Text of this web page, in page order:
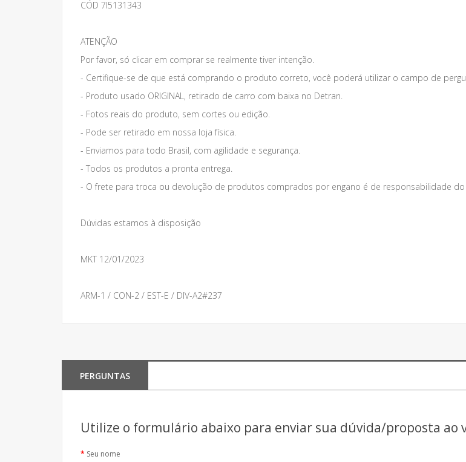
CÓD 7l5131343
ATENÇÃO
Por favor, só clicar em comprar se realmente tiver intenção.
- Certifique-se de que está comprando o produto correto, você poderá utilizar o campo de
- Produto usado ORIGINAL, retirado de carro com baixa no Detran.
- Fotos reais do produto, sem cortes ou edição.
- Pode ser retirado em nossa loja física.
- Enviamos para todo Brasil, com agilidade e segurança.
- Todos os produtos a pronta entrega.
- O frete para troca ou devolução de produtos comprados por engano é de responsabilidade
Dúvidas estamos à disposição
MKT 12/01/2023
ARM-1 / CON-2 / EST-E / DIV-A2#237
PERGUNTAS
Utilize o formulário abaixo para enviar sua dúvida/proposta ao
Seu nome